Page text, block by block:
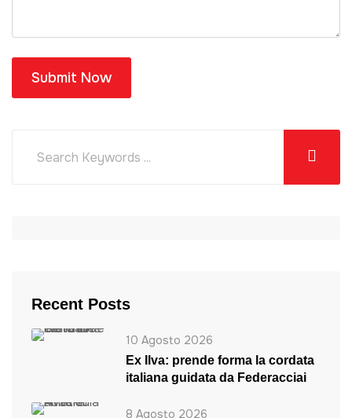
Submit Now
Recent Posts
10 Agosto 2026
Ex Ilva: prende forma la cordata
italiana guidata da Federacciai
8 Agosto 2026